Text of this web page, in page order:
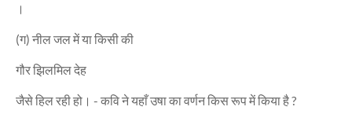
।
(ग) नील जल में या किसी की
गौर झिलमिल देह
जैसे हिल रही हो। - कवि ने यहाँ उषा का वर्णन किस रूप में किया है ?